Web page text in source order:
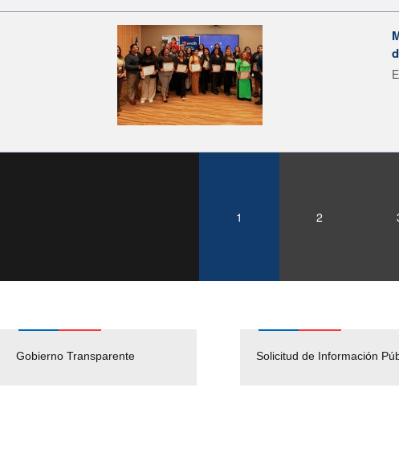
1 2
Gobierno Transparente Solicitud de Información
Pago Proveedores